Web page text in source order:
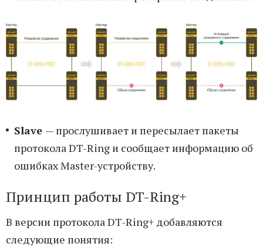
Slave — прослушивает и пересылает пакеты
протокола DT-Ring и сообщает информацию об
ошибках Master-устройству.
Принцип работы DT-Ring+
В версии протокола DT-Ring+ добавляются
следующие понятия: